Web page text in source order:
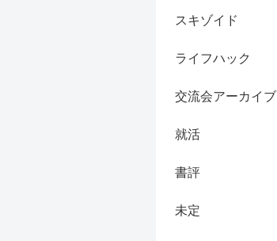
スキゾイド
ライフハック
交流会アーカイブ
就活
書評
未定